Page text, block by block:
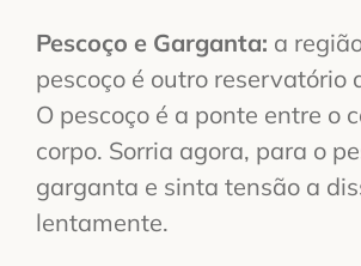
Pescoço e Garganta: a
pescoço é outro reservatório
O pescoço é a ponte entre o
corpo. Sorria agora, para o
garganta e sinta tensão a
lentamente.